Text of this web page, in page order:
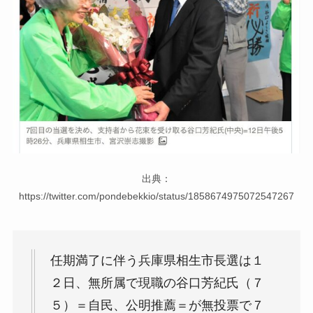
出典：
https://twitter.com/pondebekkio/status/1858674975072547267
任期満了に伴う兵庫県相生市長選は１
２日、無所属で現職の谷口芳紀氏（７
５）＝自民、公明推薦＝が無投票で７